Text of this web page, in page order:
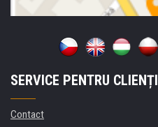
SERVICE PENTRU CLIENȚI
Contact